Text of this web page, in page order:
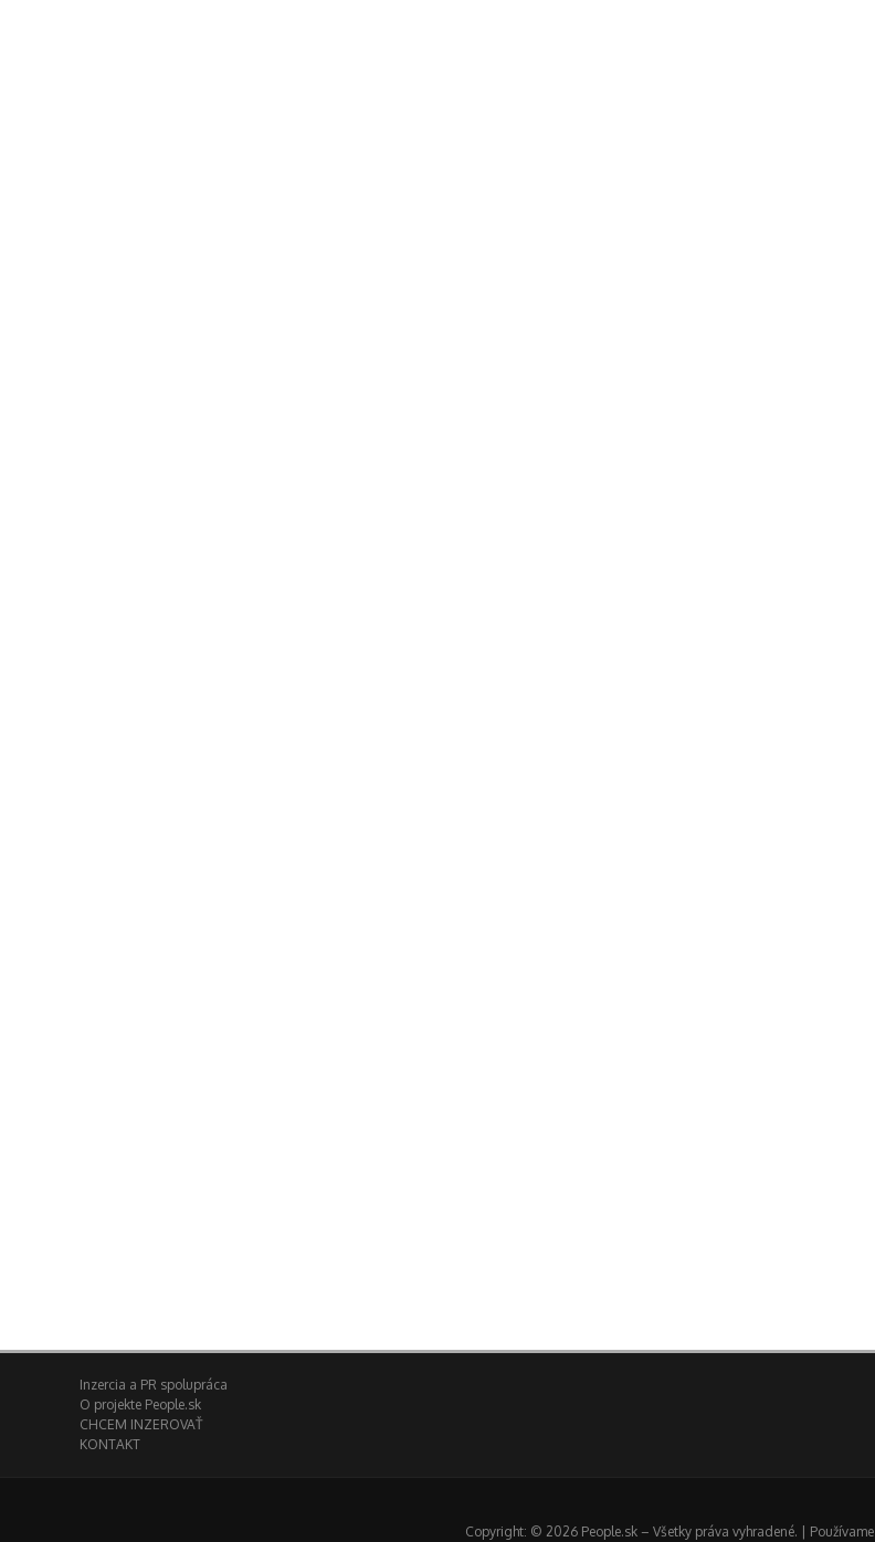
Inzercia a PR spolupráca
O projekte People.sk
CHCEM INZEROVAŤ
KONTAKT
Copyright: © 2026 People.sk – Všetky práva vyhradené. | Používame